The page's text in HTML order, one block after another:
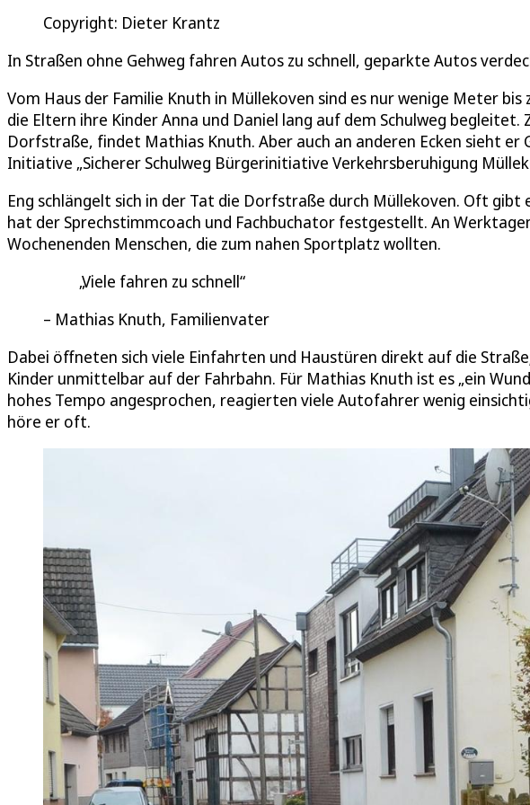
Copyright: Dieter Krantz
In Straßen ohne Gehweg fahren Autos zu schnell, geparkte Autos
Vom Haus der Familie Knuth in Müllekoven sind es nur wenige Meter
die Eltern ihre Kinder Anna und Daniel lang auf dem Schulweg
Dorfstraße, findet Mathias Knuth. Aber auch an anderen Ecken sieht er
Initiative „Sicherer Schulweg Bürgerinitiative Verkehrsberuhigung
Eng schlängelt sich in der Tat die Dorfstraße durch Müllekoven. Oft gibt
hat der Sprechstimmcoach und Fachbuchator festgestellt. An
Wochenenden Menschen, die zum nahen Sportplatz wollten.
Viele fahren zu schnell
Mathias Knuth, Familienvater
Dabei öffneten sich viele Einfahrten und Haustüren direkt auf die
Kinder unmittelbar auf der Fahrbahn. Für Mathias Knuth ist es „ein
hohes Tempo angesprochen, reagierten viele Autofahrer wenig
höre er oft.